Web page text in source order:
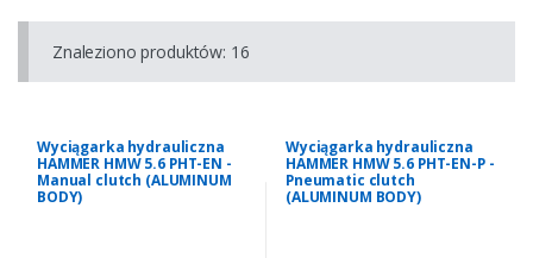
Znaleziono produktów: 16
Wyciągarka hydrauliczna
HAMMER HMW 5.6 PHT-EN -
Manual clutch (ALUMINUM
BODY)
Wyciągarka hydrauliczna
HAMMER HMW 5.6 PHT-EN-P -
Pneumatic clutch
(ALUMINUM BODY)